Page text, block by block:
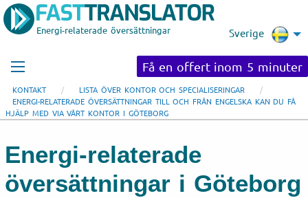
Energi-relaterade översättningar Sverige
Få en offert inom 5 minuter
KONTAKT
LISTA ÖVER KONTOR OCH SPECIALISERINGAR
ENERGI-RELATERADE ÖVERSÄTTNINGAR TILL OCH FRÅN ENGELSKA KAN DU FÅ
HJÄLP MED VIA VÅRT KONTOR I GÖTEBORG
Energi-relaterade
översättningar i Göteborg